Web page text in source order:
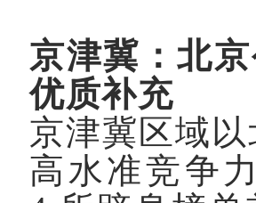
京津冀：北
优质补充
京津冀区域
高水准竞争